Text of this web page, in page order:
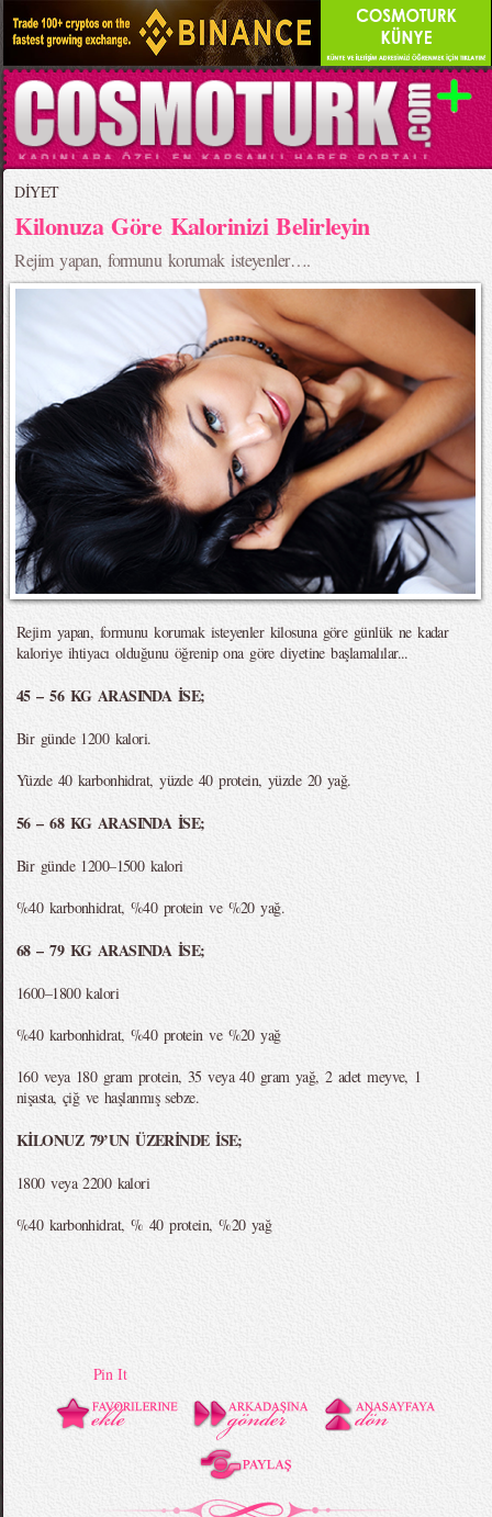
DİYET
Kilonuza Göre Kalorinizi Belirleyin
Rejim yapan, formunu korumak isteyenler….
Rejim yapan, formunu korumak isteyenler kilosuna göre günlük ne kadar
kaloriye ihtiyacı olduğunu öğrenip ona göre diyetine başlamalılar...
45 – 56 KG ARASINDA İSE;
Bir günde 1200 kalori.
Yüzde 40 karbonhidrat, yüzde 40 protein, yüzde 20 yağ.
56 – 68 KG ARASINDA İSE;
Bir günde 1200–1500 kalori
%40 karbonhidrat, %40 protein ve %20 yağ.
68 – 79 KG ARASINDA İSE;
1600–1800 kalori
%40 karbonhidrat, %40 protein ve %20 yağ
160 veya 180 gram protein, 35 veya 40 gram yağ, 2 adet meyve, 1
nişasta, çiğ ve haşlanmış sebze.
KİLONUZ 79’UN ÜZERİNDE İSE;
1800 veya 2200 kalori
%40 karbonhidrat, % 40 protein, %20 yağ
Pin It